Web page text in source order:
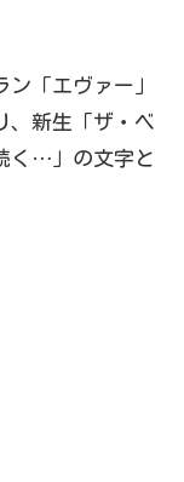
「エヴァー」
、新生「ザ・ベ
く…」の文字と